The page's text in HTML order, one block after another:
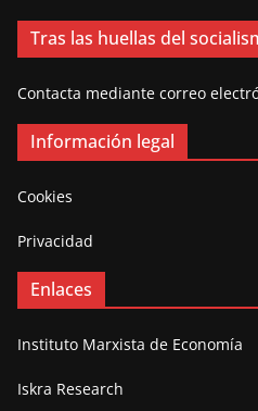
Tras las huellas del
Contacta mediante correo
Información legal
Cookies
Privacidad
Enlaces
Instituto Marxista de Economía
Iskra Research